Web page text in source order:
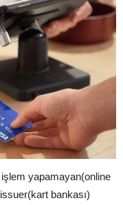
yapamayan(online
bankası)